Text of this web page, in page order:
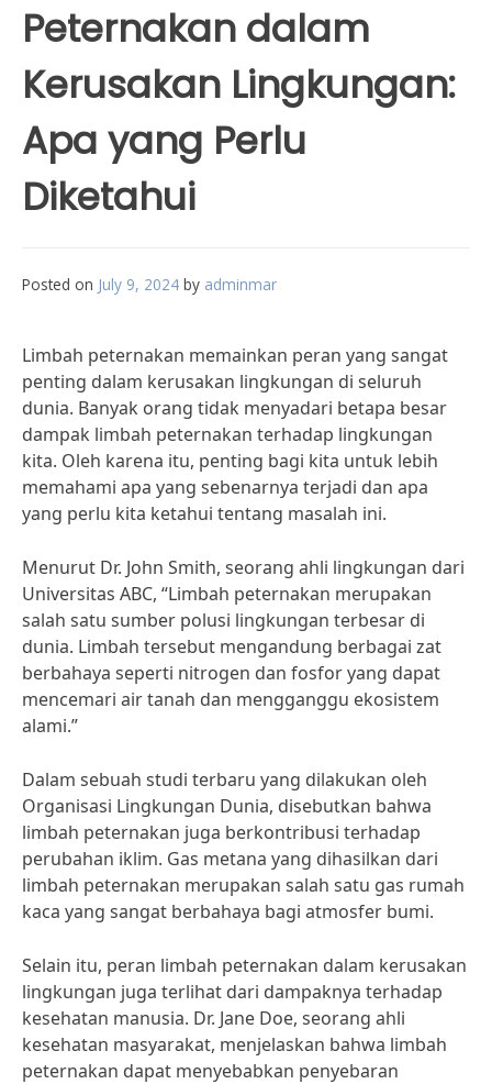
Peternakan dalam
Kerusakan Lingkungan:
Apa yang Perlu
Diketahui
Posted on July 9, 2024 by adminmar
Limbah peternakan memainkan peran yang sangat
penting dalam kerusakan lingkungan di seluruh
dunia. Banyak orang tidak menyadari betapa besar
dampak limbah peternakan terhadap lingkungan
kita. Oleh karena itu, penting bagi kita untuk lebih
memahami apa yang sebenarnya terjadi dan apa
yang perlu kita ketahui tentang masalah ini.
Menurut Dr. John Smith, seorang ahli lingkungan dari
Universitas ABC, “Limbah peternakan merupakan
salah satu sumber polusi lingkungan terbesar di
dunia. Limbah tersebut mengandung berbagai zat
berbahaya seperti nitrogen dan fosfor yang dapat
mencemari air tanah dan mengganggu ekosistem
alami.”
Dalam sebuah studi terbaru yang dilakukan oleh
Organisasi Lingkungan Dunia, disebutkan bahwa
limbah peternakan juga berkontribusi terhadap
perubahan iklim. Gas metana yang dihasilkan dari
limbah peternakan merupakan salah satu gas rumah
kaca yang sangat berbahaya bagi atmosfer bumi.
Selain itu, peran limbah peternakan dalam kerusakan
lingkungan juga terlihat dari dampaknya terhadap
kesehatan manusia. Dr. Jane Doe, seorang ahli
kesehatan masyarakat, menjelaskan bahwa limbah
peternakan dapat menyebabkan penyebaran